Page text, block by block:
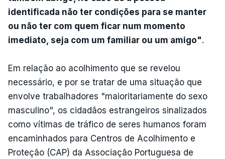
identificada não ter condições para se manter
ou não ter com quem ficar num momento
imediato, seja com um familiar ou um amigo".
Em relação ao acolhimento que se revelou
necessário, e por se tratar de uma situação que
envolve trabalhadores "maioritariamente do sexo
masculino", os cidadãos estrangeiros sinalizados
como vítimas de tráfico de seres humanos foram
encaminhados para Centros de Acolhimento e
Proteção (CAP) da Associação Portuguesa de